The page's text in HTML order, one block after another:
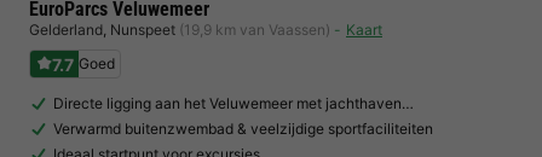
EuroParcs Veluwemeer
Gelderland, Nunspeet (19,9 km van Vaassen) Kaart
7.7 Goed
Directe ligging aan het Veluwemeer met jachthaven…
Verwarmd buitenzwembad & veelzijdige sportfaciliteiten